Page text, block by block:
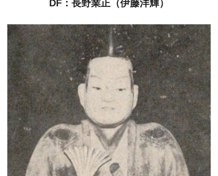
DF：長野業正（伊藤洋輝）